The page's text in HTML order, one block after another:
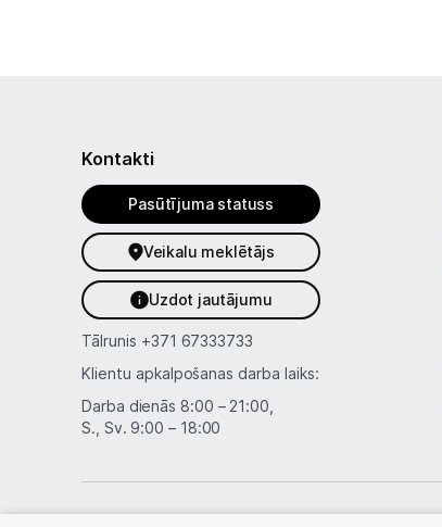
Kontakti
Pasūtījuma statuss
Veikalu meklētājs
Uzdot jautājumu
Tālrunis +371 67333733
Klientu apkalpošanas darba laiks:
Darba dienās 8:00 – 21:00,
S., Sv. 9:00 – 18:00